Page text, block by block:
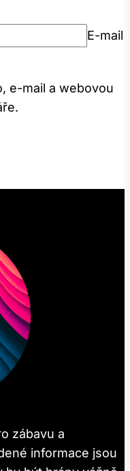
E-mail
e-mail a webovou
zábavu a
informace jsou